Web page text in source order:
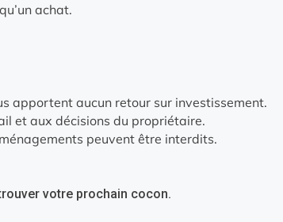
achat.
apportent aucun retour sur investissement.
et aux décisions du propriétaire.
peuvent être interdits.
votre prochain cocon.